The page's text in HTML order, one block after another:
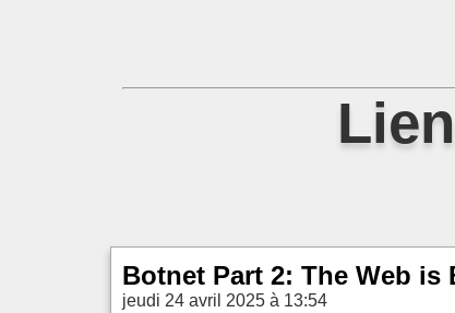
Botnet Part 2: The Web is
jeudi 24 avril 2025 à 13:54